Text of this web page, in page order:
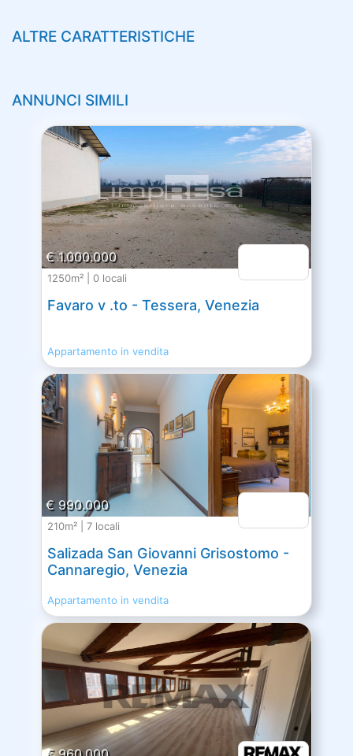
ALTRE CARATTERISTICHE
ANNUNCI SIMILI
€ 1.000.000
1250m² | 0 locali
Favaro v .to - Tessera, Venezia
Appartamento in vendita
€ 990.000
210m² | 7 locali
Salizada San Giovanni Grisostomo -
Cannaregio, Venezia
Appartamento in vendita